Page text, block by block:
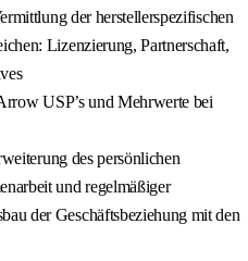
der herstellerspezifischen
Lizenzierung, Partnerschaft,
USP’s und Mehrwerte bei
des persönlichen
und regelmäßiger
der Geschäftsbeziehung mit den